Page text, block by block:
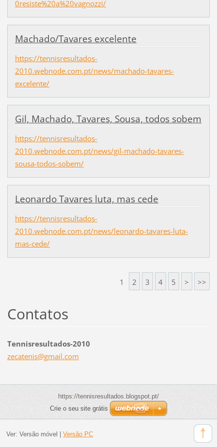
0resiste%20a%20vagnozzi/
Machado/Tavares excelente
https://tennisresultados-
2010.webnode.com.pt/news/machado-tavares-
excelente/
Gil, Machado, Tavares, Sousa, todos sobem
https://tennisresultados-
2010.webnode.com.pt/news/gil-machado-tavares-
sousa-todos-sobem/
Leonardo Tavares luta, mas cede
https://tennisresultados-
2010.webnode.com.pt/news/leonardo-tavares-luta-
mas-cede/
1 2 3 4 5 > >>
Contatos
Tennisresultados-2010
zecatenis@gmail.com
https://tennisresultados.blogspot.pt/
Crie o seu site grátis
Ver: Versão móvel Versão PC